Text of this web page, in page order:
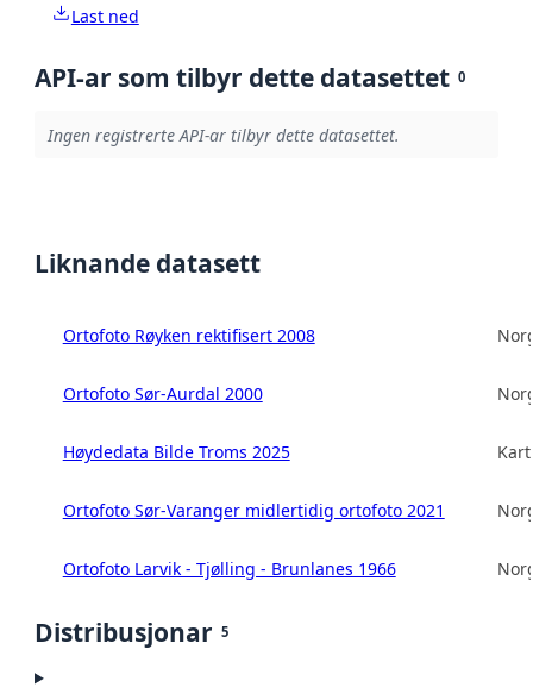
Last ned
API-ar som tilbyr dette datasettet 0
Ingen registrerte API-ar tilbyr dette datasettet.
Liknande datasett
Ortofoto Røyken rektifisert 2008
Ortofoto Sør-Aurdal 2000
Høydedata Bilde Troms 2025
Ortofoto Sør-Varanger midlertidig ortofoto 2021
Ortofoto Larvik - Tjølling - Brunlanes 1966
Distribusjonar 5